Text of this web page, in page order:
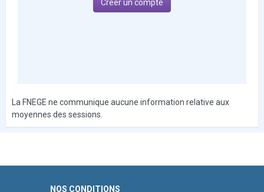
La FNEGE ne communique aucune information relative aux
moyennes des sessions.
NOS CONDITIONS